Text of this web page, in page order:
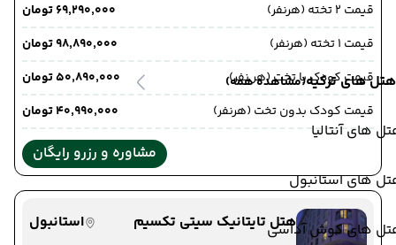
هتل های ترکیه(مشاهده همه)
های آنتالیا
های استانبول
های کوش آداسی
قیمت 2 تخته (هرنفر)
۶۹٬۲۹۰٬۰۰۰ تومان
قیمت 1 تخته (هرنفر)
۹۸٬۸۹۰٬۰۰۰ تومان
قیمت کودک با تخت (هر نفر)
۵۰٬۸۹۰٬۰۰۰ تومان
قیمت کودک بدون تخت (هرنفر)
۴۰٬۹۹۰٬۰۰۰ تومان
مشاوره و رزرو رایگان
هتل تایتانیک سیتی تکسیم
استانبول